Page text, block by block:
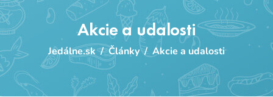
Akcie a udalosti
Jedálne.sk / Články / Akcie a udalosti